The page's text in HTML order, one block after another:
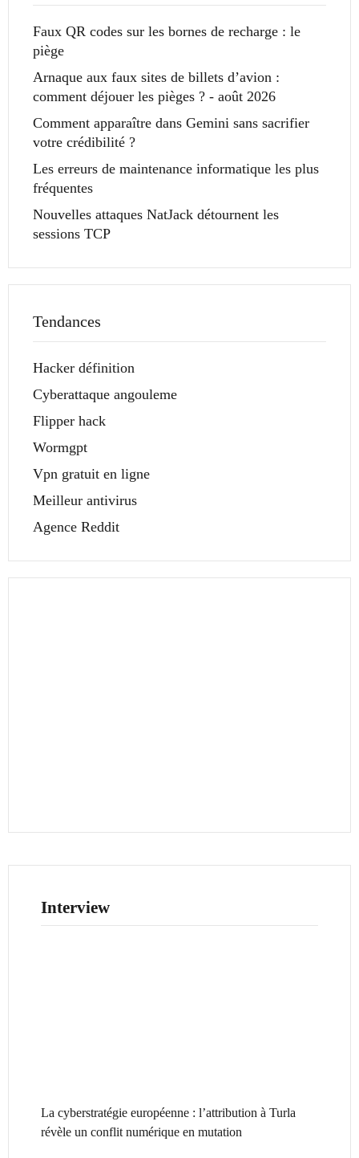
Faux QR codes sur les bornes de recharge : le
piège
Arnaque aux faux sites de billets d’avion :
comment déjouer les pièges ? - août 2026
Comment apparaître dans Gemini sans sacrifier
votre crédibilité ?
Les erreurs de maintenance informatique les plus
fréquentes
Nouvelles attaques NatJack détournent les
sessions TCP
Tendances
Hacker définition
Cyberattaque angouleme
Flipper hack
Wormgpt
Vpn gratuit en ligne
Meilleur antivirus
Agence Reddit
Interview
La cyberstratégie européenne : l’attribution à Turla
révèle un conflit numérique en mutation